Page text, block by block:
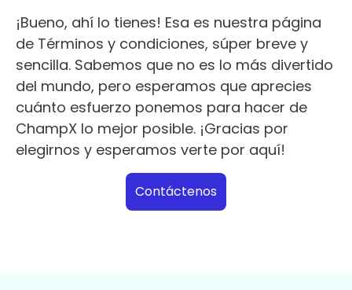
¡Bueno, ahí lo tienes! Esa es nuestra página
de Términos y condiciones, súper breve y
sencilla. Sabemos que no es lo más divertido
del mundo, pero esperamos que aprecies
cuánto esfuerzo ponemos para hacer de
ChampX lo mejor posible. ¡Gracias por
elegirnos y esperamos verte por aquí!
Contáctenos